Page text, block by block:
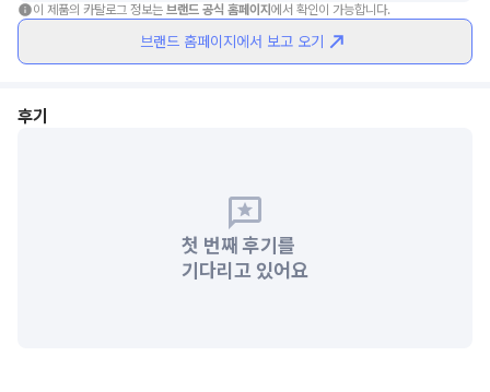
이 제품의 카탈로그 정보는 브랜드 공식 홈페이지 에서 확인이 가능합니다.
브랜드 홈페이지에서 보고 오기
후기
첫 번째 후기를
기다리고 있어요